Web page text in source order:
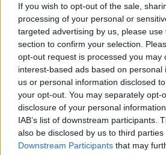
If you wish to opt-out of the sale,
processing of your personal or
targeted advertising by us, please
section to confirm your selection.
opt-out request is processed you may
interest-based ads based on personal
us or personal information disclosed
your opt-out. You may separately opt-
disclosure of your personal
IAB’s list of downstream participants.
also be disclosed by us to third parties
Downstream Participants that may